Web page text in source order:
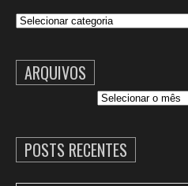
Categorias
ARQUIVOS
POSTS RECENTES